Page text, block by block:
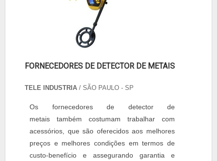
FORNECEDORES DE DETECTOR DE METAIS
TELE INDUSTRIA / SÃO PAULO - SP
Os fornecedores de detector de
metais também costumam trabalhar com
acessórios, que são oferecidos aos melhores
preços e melhores condições em termos de
custo-benefício e assegurando garantia e